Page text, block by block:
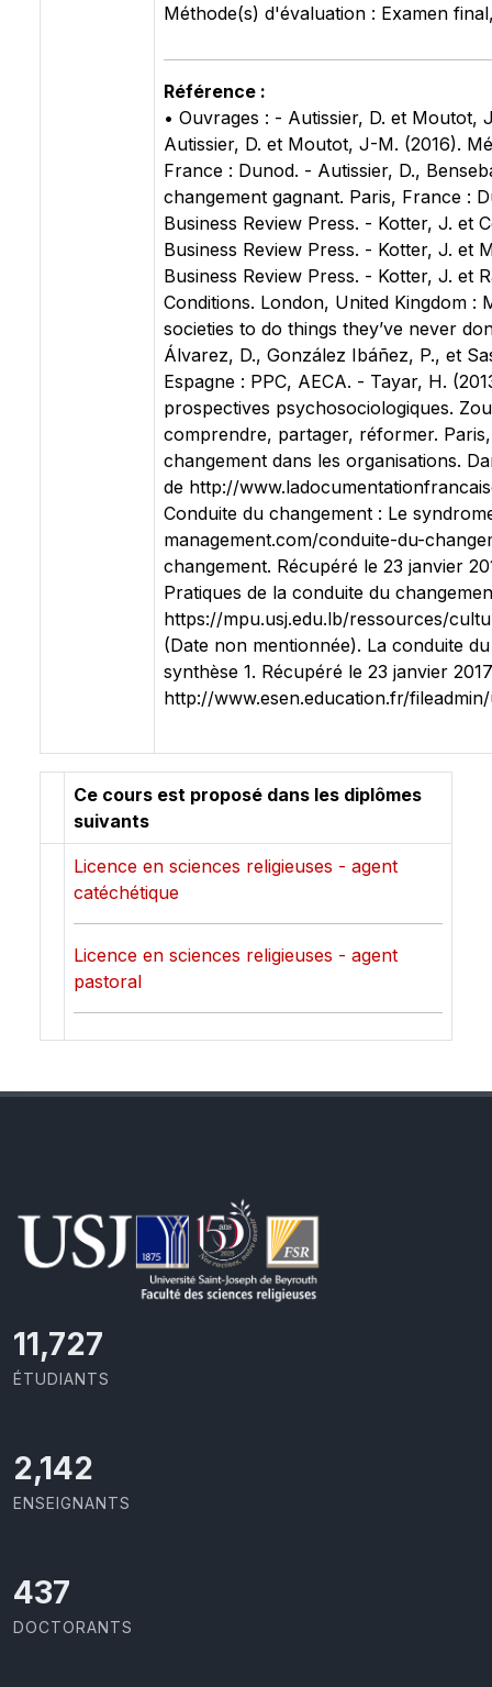
Méthode(s) d'évaluation : Examen
Référence :
• Ouvrages : - Autissier, D. et Moutot,
Autissier, D. et Moutot, J-M. (2016).
France : Dunod. - Autissier, D.,
changement gagnant. Paris, France :
Business Review Press. - Kotter, J. et
Business Review Press. - Kotter, J. et
Business Review Press. - Kotter, J. et
Conditions. London, United Kingdom :
societies to do things they’ve never
Álvarez, D., González Ibáñez, P., et
Espagne : PPC, AECA. - Tayar, H.
prospectives psychosociologiques.
comprendre, partager, réformer.
changement dans les organisations.
de http://
Conduite du changement : Le
management.com/conduite-du-
changement. Récupéré le 23 janvier
Pratiques de la conduite du
https://mpu.usj.edu.lb/ressources/
(Date non mentionnée). La conduite
synthèse 1. Récupéré le 23 janvier
http://www.esen.education.fr/
Ce cours est proposé dans les diplômes
suivants
Licence en sciences religieuses - agent
catéchétique
Licence en sciences religieuses - agent
pastoral
11,727
ÉTUDIANTS
2,142
ENSEIGNANTS
437
DOCTORANTS